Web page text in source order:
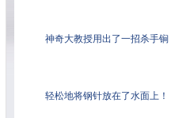
神奇大教授用出了一招杀手锏
轻松地将钢针放在了水面上！